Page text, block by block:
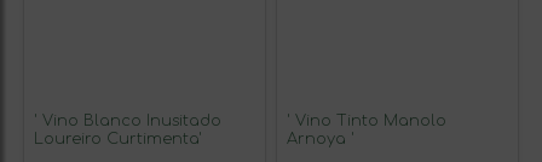
' Vino Blanco Inusitado
Loureiro Curtimenta'
' Vino Tinto Manolo
Arnoya '